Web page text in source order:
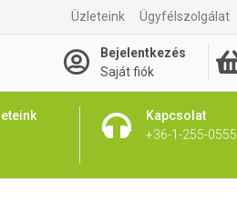
Üzleteink Ügyfélszolgálat
Bejelentkezés
Saját fiók
Kapcsolat
+36-1-255-0555